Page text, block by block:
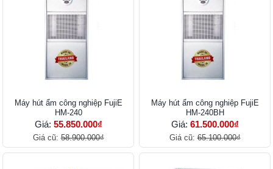
Máy hút ẩm công nghiệp FujiE
HM-240
Giá: 55.850.000₫
Giá cũ:58.900.000₫
Máy hút ẩm công nghiệp FujiE
HM-240BH
Giá: 61.500.000₫
Giá cũ:65.100.000₫